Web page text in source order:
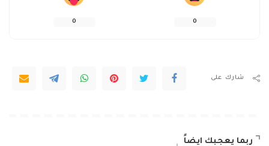
0
0
شارك على
ربما يعجبك ايضاً